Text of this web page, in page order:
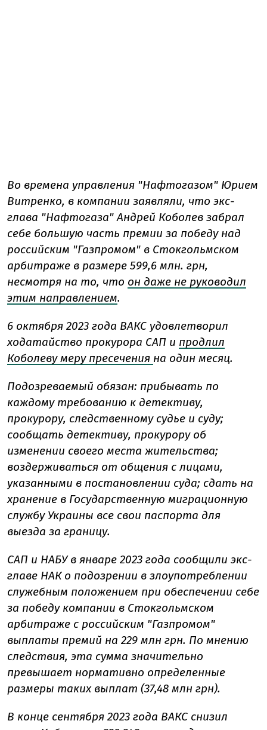
Во времена управления "Нафтогазом" Юрием
Витренко, в компании заявляли, что экс-
глава "Нафтогаза" Андрей Коболев забрал
себе большую часть премии за победу над
российским "Газпромом" в Стокгольмском
арбитраже в размере 599,6 млн. грн,
несмотря на то, что он даже не руководил
этим направлением.
6 октября 2023 года ВАКС удовлетворил
ходатайство прокурора САП и продлил
Коболеву меру пресечения на один месяц.
Подозреваемый обязан: прибывать по
каждому требованию к детективу,
прокурору, следственному судье и суду;
сообщать детективу, прокурору об
изменении своего места жительства;
воздерживаться от общения с лицами,
указанными в постановлении суда; сдать на
хранение в Государственную миграционную
службу Украины все свои паспорта для
выезда за границу.
САП и НАБУ в январе 2023 года сообщили экс-
главе НАК о подозрении в злоупотреблении
служебным положением при обеспечении себе
за победу компании в Стокгольмском
арбитраже с российским "Газпромом"
выплаты премий на 229 млн грн. По мнению
следствия, эта сумма значительно
превышает нормативно определенные
размеры таких выплат (37,48 млн грн).
В конце сентября 2023 года ВАКС снизил